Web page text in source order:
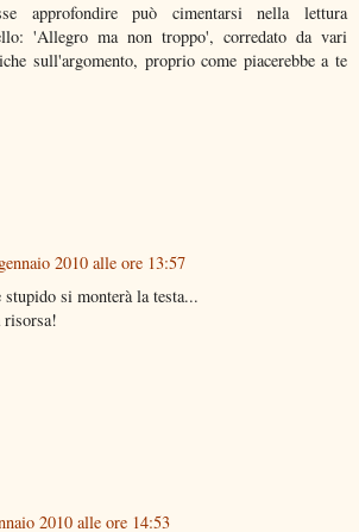
approfondire può cimentarsi nella lettura
'Allegro ma non troppo', corredato da vari
sull'argomento, proprio come piacerebbe a te
2010 alle ore 13:57
stupido si monterà la testa...
risorsa!
2010 alle ore 14:53